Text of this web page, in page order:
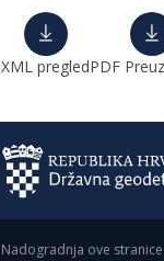
XML pregledPDF
Nadogradnja ove